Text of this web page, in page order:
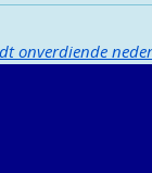
onverdiende